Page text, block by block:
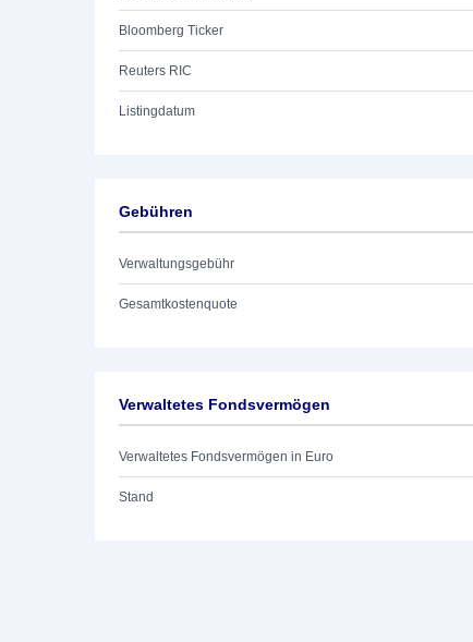
Bloomberg Ticker
Reuters RIC
Listingdatum
Gebühren
Verwaltungsgebühr
Gesamtkostenquote
Verwaltetes Fondsvermögen
Verwaltetes Fondsvermögen in Euro
Stand